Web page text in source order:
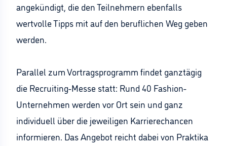
angekündigt, die den Teilnehmern ebenfalls
wertvolle Tipps mit auf den beruflichen Weg geben
werden.
Parallel zum Vortragsprogramm findet ganztägig
die Recruiting-Messe statt: Rund 40 Fashion-
Unternehmen werden vor Ort sein und ganz
individuell über die jeweiligen Karrierechancen
informieren. Das Angebot reicht dabei von Praktika